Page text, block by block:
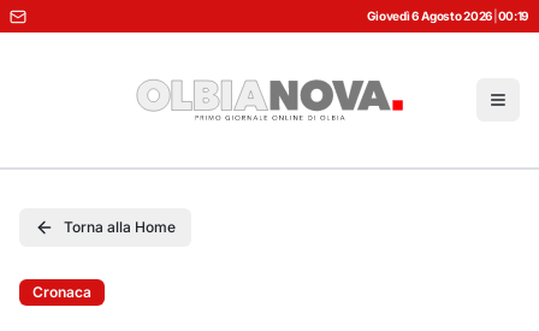
Giovedì 6 Agosto 2026 00:19
Torna alla Home
Cronaca